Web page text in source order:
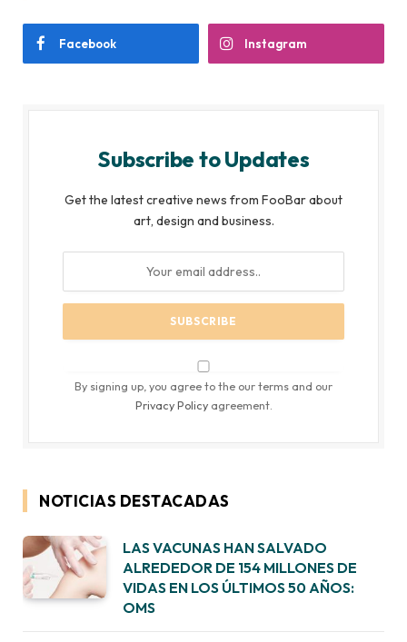
Facebook Instagram
Subscribe to Updates
Get the latest creative news from FooBar about
art, design and business.
By signing up, you agree to the our terms and our
Privacy Policyagreement.
NOTICIAS DESTACADAS
LAS VACUNAS HAN SALVADO
ALREDEDOR DE 154 MILLONES DE
VIDAS EN LOS ÚLTIMOS 50 AÑOS:
OMS